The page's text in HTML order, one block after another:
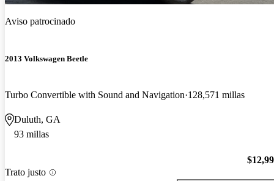
Aviso patrocinado
2013 Volkswagen Beetle
Turbo Convertible with Sound and Navigation 128,571 millas
Duluth, GA
93 millas
Trato justo